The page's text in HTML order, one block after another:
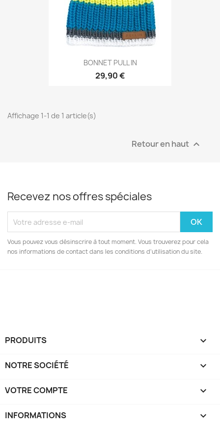
BONNET PULL IN
29,90 €
Affichage 1-1 de 1 article(s)
Retour en haut 
Recevez nos offres spéciales
Vous pouvez vous désinscrire à tout moment. Vous trouverez pour cela
nos informations de contact dans les conditions d'utilisation du site.
PRODUITS 
NOTRE SOCIÉTÉ 
VOTRE COMPTE 
INFORMATIONS keyboard_arrow_down